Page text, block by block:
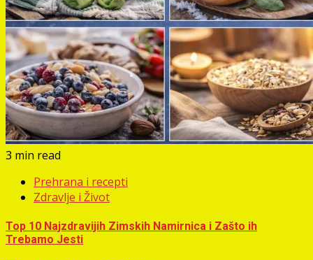
3 min read
Prehrana i recepti
Zdravlje i Život
Top 10 Najzdravijih Zimskih Namirnica i Zašto ih
Trebamo Jesti